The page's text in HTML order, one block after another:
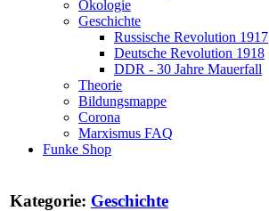
Ökologie
Geschichte
Russische Revolution 1917
Deutsche Revolution 1918
DDR - 30 Jahre Mauerfall
Theorie
Bildungsmappe
Corona
Marxismus FAQ
Funke Shop
Kategorie: Geschichte